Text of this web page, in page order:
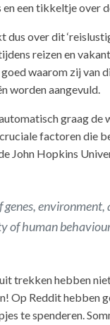
een tikkeltje over
dus over dit
reizen en
waarom zij van
worden aangevuld.
graag de
factoren die
John Hopkins
genes,
of human
trekken hebben
Op Reddit hebben
te spenderen.